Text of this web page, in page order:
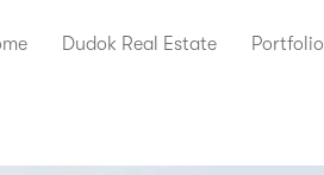
Dudok Real Estate Portfolio